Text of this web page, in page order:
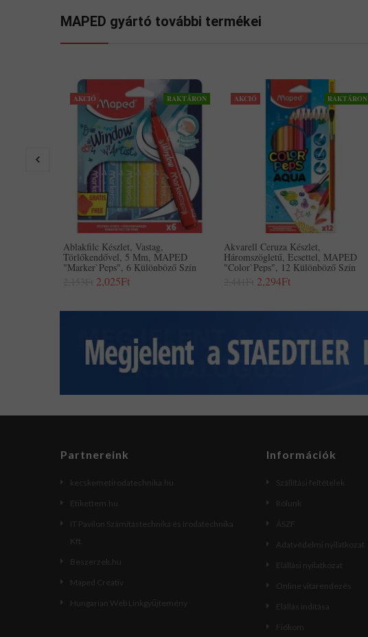
MAPED gyártó további termékei
AKCIÓ RAKTÁRON
Ablakfilc Készlet, Vastag,
Törlőkendővel, 5 Mm, MAPED
"Marker`Peps", 6 Különböző Szín
2,025Ft
AKCIÓ RAKTÁRON
Akvarell Ceruza Készlet,
Háromszögletű, Ecsettel, MAPED
"Color`Peps", 12 Különböző Szín
2,294Ft
Partnereink
kecskemetirodatechnika.hu
Etikettem.hu
IT Pavilon Számítástechnika és Irodatechnika
Kft.
Beszerzek.hu
Maped Creativ
Hungarian Web Linkgyűjtemény
Információk
Szállítási feltételek
Rólunk
ÁSZF
Adatvédelmi nyilatkozat
Elállási nyilatkozat
Online vitarendezés
Elállás indítása
Fiókom